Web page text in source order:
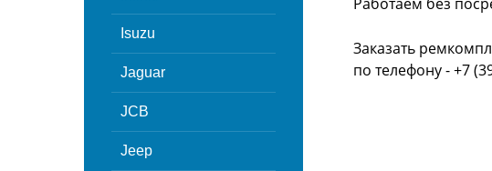
Isuzu
Jaguar
JCB
Jeep
Заказать
по телефону - +7